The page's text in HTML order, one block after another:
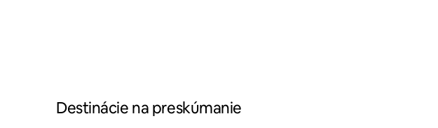
Destinácie na preskúmanie